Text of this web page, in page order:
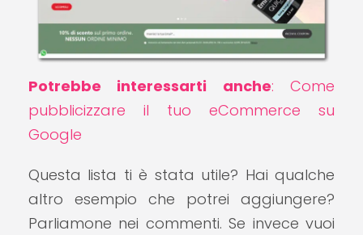
Potrebbe interessarti anche: Come
pubblicizzare il tuo eCommerce su
Google
Questa lista ti è stata utile? Hai qualche
altro esempio che potrei aggiungere?
Parliamone nei commenti. Se invece vuoi